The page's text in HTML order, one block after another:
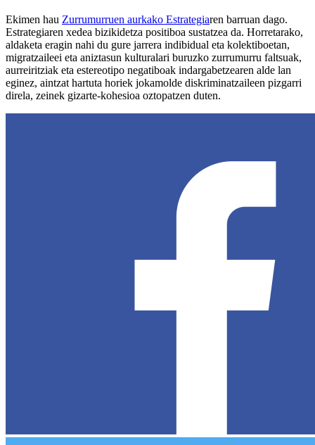
Ekimen hau Zurrumurruen aurkako Estrategiaren barruan dago.
Estrategiaren xedea bizikidetza positiboa sustatzea da. Horretarako,
aldaketa eragin nahi du gure jarrera indibidual eta kolektiboetan,
migratzaileei eta aniztasun kulturalari buruzko zurrumurru faltsuak,
aurreiritziak eta estereotipo negatiboak indargabetzearen alde lan
eginez, aintzat hartuta horiek jokamolde diskriminatzaileen pizgarri
direla, zeinek gizarte-kohesioa oztopatzen duten.